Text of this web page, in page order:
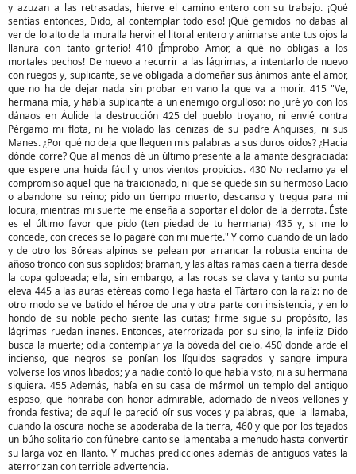
y azuzan a las retrasadas, hierve el camino entero con su trabajo. ¡Qué
sentías entonces, Dido, al contemplar todo eso! ¡Qué gemidos no dabas al
ver de lo alto de la muralla hervir el litoral entero y animarse ante tus ojos la
llanura con tanto griterío! 410 ¡Ímprobo Amor, a qué no obligas a los
mortales pechos! De nuevo a recurrir a las lágrimas, a intentarlo de nuevo
con ruegos y, suplicante, se ve obligada a domeñar sus ánimos ante el amor,
que no ha de dejar nada sin probar en vano la que va a morir. 415 "Ve,
hermana mía, y habla suplicante a un enemigo orgulloso: no juré yo con los
dánaos en Áulide la destrucción 425 del pueblo troyano, ni envié contra
Pérgamo mi flota, ni he violado las cenizas de su padre Anquises, ni sus
Manes. ¿Por qué no deja que lleguen mis palabras a sus duros oídos? ¿Hacia
dónde corre? Que al menos dé un último presente a la amante desgraciada:
que espere una huida fácil y unos vientos propicios. 430 No reclamo ya el
compromiso aquel que ha traicionado, ni que se quede sin su hermoso Lacio
o abandone su reino; pido un tiempo muerto, descanso y tregua para mi
locura, mientras mi suerte me enseña a soportar el dolor de la derrota. Éste
es el último favor que pido (ten piedad de tu hermana) 435 y, si me lo
concede, con creces se lo pagaré con mi muerte." Y como cuando de un lado
y de otro los Bóreas alpinos se pelean por arrancar la robusta encina de
añoso tronco con sus soplidos; braman, y las altas ramas caen a tierra desde
la copa golpeada; ella, sin embargo, a las rocas se clava y tanto su punta
eleva 445 a las auras etéreas como llega hasta el Tártaro con la raíz: no de
otro modo se ve batido el héroe de una y otra parte con insistencia, y en lo
hondo de su noble pecho siente las cuitas; firme sigue su propósito, las
lágrimas ruedan inanes. Entonces, aterrorizada por su sino, la infeliz Dido
busca la muerte; odia contemplar ya la bóveda del cielo. 450 donde arde el
incienso, que negros se ponían los líquidos sagrados y sangre impura
volverse los vinos libados; y a nadie contó lo que había visto, ni a su hermana
siquiera. 455 Además, había en su casa de mármol un templo del antiguo
esposo, que honraba con honor admirable, adornado de níveos vellones y
fronda festiva; de aquí le pareció oír sus voces y palabras, que la llamaba,
cuando la oscura noche se apoderaba de la tierra, 460 y que por los tejados
un búho solitario con fúnebre canto se lamentaba a menudo hasta convertir
su larga voz en llanto. Y muchas predicciones además de antiguos vates la
aterrorizan con terrible advertencia.